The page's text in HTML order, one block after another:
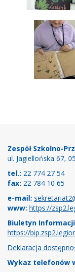
Zespół Szkolno-
ul. Jagiellońska 67,
tel.: 22 774 27 54
fax: 22 784 10 65
e-mail:
www: https://
Biuletyn
https://
Deklaracja
Wykaz telefonów